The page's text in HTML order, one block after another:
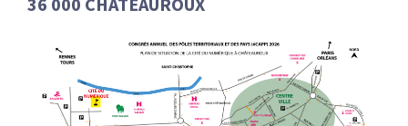
EMPLOI